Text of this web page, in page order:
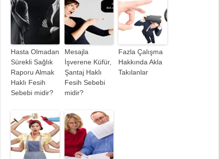
Hasta Olmadan
Sürekli Sağlık
Raporu Almak
Haklı Fesih
Sebebi midir?
Mesajla
İşverene Küfür,
Şantaj Haklı
Fesih Sebebi
midir?
Fazla Çalışma
Hakkında Akla
Takılanlar